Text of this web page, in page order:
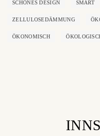
SCHÖNES DESIGN SMART
ZELLULOSEDÄMMUNG
ÖKONOMISCH